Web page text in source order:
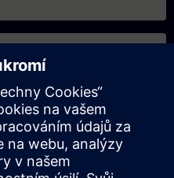
Book Training